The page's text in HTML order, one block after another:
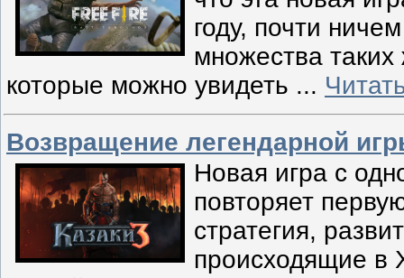
году, почти
множества
которые можно увидеть ...
Возвращение легендарной
Новая игра с
повторяет
стратегия,
происходящие в